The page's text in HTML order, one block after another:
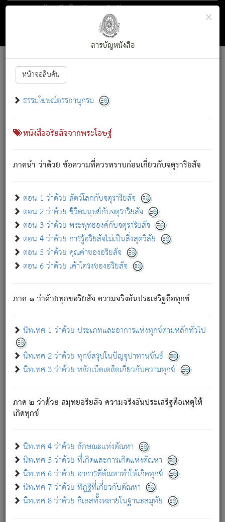
ตอน 1 ว่าด้วย สัตว์โลกกับจตุราริยสัจ
สารบัญ×
สารบัญหนังสือ
หน้าจอสืบค้น
ธรรมโฆษณ์อรรถานุกรม
หนังสืออริยสัจจากพระโอษฐ์
ภาคนำ ว่าด้วย ข้อความที่ควรทราบก่อนเกี่ยวกับจตุราริยสัจ
ตอน 1 ว่าด้วย สัตว์โลกกับจตุราริยสัจ
ตอน 2 ว่าด้วย ชีวิตมนุษย์กับจตุราริยสัจ
ตอน 3 ว่าด้วย พระพุทธองค์กับจตุราริยสัจ
ตอน 4 ว่าด้วย การรู้อริยสัจไม่เป็นสิ่งสุดวิสัย
ตอน 5 ว่าด้วย คุณค่าของอริยสัจ
ตอน 6 ว่าด้วย เค้าโครงของอริยสัจ
ภาค ๑ ว่าด้วยทุกขอริยสัจ ความจริงอันประเสริฐคือทุกข์
นิทเทศ 1 ว่าด้วย ประเภทและอาการแห่งทุกข์ตามหลักทั่วไป
นิทเทศ 2 ว่าด้วย ทุกข์สรุปในปัญจุปาทานขันธ์
นิทเทศ 3 ว่าด้วย หลักเบ็ดเตล็ดเกี่ยวกับความทุกข์
ภาค ๒ ว่าด้วย สมุทยอริยสัจ ความจริงอันประเสริฐคือเหตุให้
เกิดทุกข์
นิทเทศ 4 ว่าด้วย ลักษณะแห่งตัณหา
นิทเทศ 5 ว่าด้วย ที่เกิดและการเกิดแห่งตัณหา
นิทเทศ 6 ว่าด้วย อาการที่ตัณหาทำให้เกิดทุกข์
นิทเทศ 7 ว่าด้วย ทิฏฐิที่เกี่ยวกับตัณหา
นิทเทศ 8 ว่าด้วย กิเลสทั้งหลายในฐานะสมุทัย
Font :15 ]||
สัตว์โลกนี้ เกิดความเดือดร้อนแล้ว มีผัสสะบังหน้า
เขาสำคัญสิ่งใด โดยความเป็นประการใด แต่สิ่งนั้นย่อมเป็น
(ตามที่เป็นจริง) โดยประการอื่นจากที่เขาสำคัญนั้น
สัตว์โลกติดข้องอยู่ในภพ ถูกภพบังหน้าแล้ว มีภพโดยความ
เป็นอย่างอื่น (จากที่มันเป็นอยู่จริง) จึงได้เพลิดเพลินยิ่งนักในภพ
เขาเพลิดเพลินยิ่งนักในสิ่งใด สิ่งนั้นเป็นภัย (ที่เขาไม่รู้จัก)
เขากลัวต่อสิ่งใดสิ่งนั้นเป็นทุกข์
พรหมจรรย์นี้ อันบุคคลย่อมประพฤติ ก็เพื่อการละขาดซึ่ง
ภพ.
สมณะหรือพราหมณ์เหล่าใด กล่าวความหลุดพ้นจากภพว่า
มีได้เพราะภพ เรากล่าวว่า สมณะหรือพราหมณ์ทั้งปวงนั้น
มิใช่ผู้หลดพ้นจากภพ.
ภพ ว่ามีได้เพราะวิภพ[2]: เรากล่าวว่า สมณะหรือพราหมณ์ทั้ง
ปวงนั้น ก็ยังสลัดภพออกไปไม่ได้.
ก็ทุกข์นี้มีขึ้น เพราะอาศัยซึ่งอุปธิทั้งปวง.
เพราะความสิ้นไปแห่งอุปาทานทั้งปวง ความเกิดขึ้นแห่ง
ทุกข์จึงไม่มี.
ท่านจงดูโลกนี้เถิด (จะเห็นว่า) สัตว์ทั้งหลายอันอวิชาหนา
แน่นบังหนาแล้ว; และว่า สัตว์ผู้ยินดีในภพอันเป็นแล้วนั้น ย่อม
อันเป็นไปในที่หรือเวลาทั้งปวง[3]เพื่อความมีแห่งประโยชน์โดย
ประการทั้งปวง; ภพทั้งหลายทั้งหมดนั้น ไม่เที่ยง เป็นทุกข์ มี
ความแปรปรวนเป็นธรรมดา.
อย่างนี้อยู่; เขาย่อมละภวตัณหาได้ และไม่เพลิดเพลินวิภวตัณหา
ด้วย.
ความดับเพราะความสำรอกไม่เหลือ (แห่งภพทั้งหลาย)
เพราะความสิ้นไปแห่งตัณหาโดยประการทั้งปวง นั้นคือ
นิพพาน.
ภพใหม่ย่อมไม่มีแก่ภิกษุนั้น ผู้ดับเย็นสนิทแล้ว เพราะไม่มี